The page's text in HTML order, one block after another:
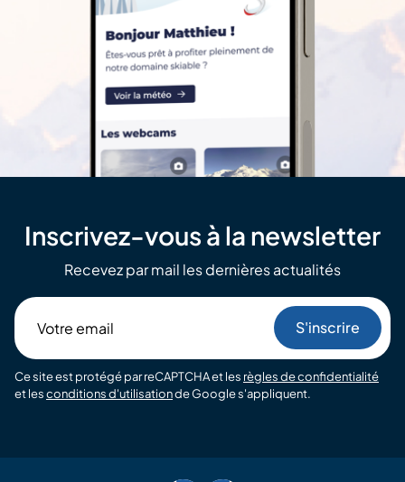
Inscrivez-vous à la newsletter
Recevez par mail les dernières actualités
email
Ce site est protégé par reCAPTCHA et les règles de confidentialité
et lesconditions d'utilisationde Google s'appliquent.